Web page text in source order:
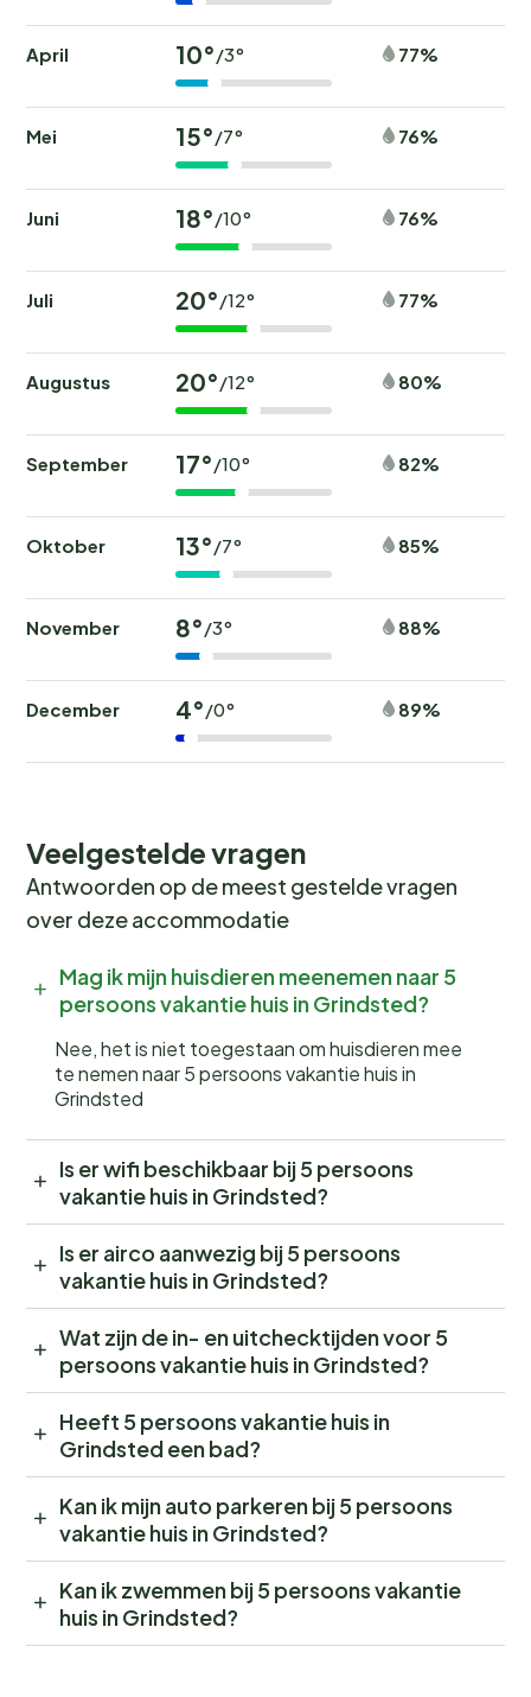
April 10°/3° 77%
Mei 15°/7° 76%
Juni 18°/10° 76%
Juli 20°/12° 77%
Augustus 20°/12° 80%
September 17°/10° 82%
Oktober 13°/7° 85%
November 8°/3° 88%
December 4°/0° 89%
Veelgestelde vragen
Antwoorden op de meest gestelde vragen
over deze accommodatie
Mag ik mijn huisdieren meenemen naar 5
persoons vakantie huis in Grindsted?
Nee, het is niet toegestaan om huisdieren mee
te nemen naar 5 persoons vakantie huis in
Grindsted
Is er wifi beschikbaar bij 5 persoons
vakantie huis in Grindsted?
Is er airco aanwezig bij 5 persoons
vakantie huis in Grindsted?
Wat zijn de in- en uitchecktijden voor 5
persoons vakantie huis in Grindsted?
Heeft 5 persoons vakantie huis in
Grindsted een bad?
Kan ik mijn auto parkeren bij 5 persoons
vakantie huis in Grindsted?
Kan ik zwemmen bij 5 persoons vakantie
huis in Grindsted?